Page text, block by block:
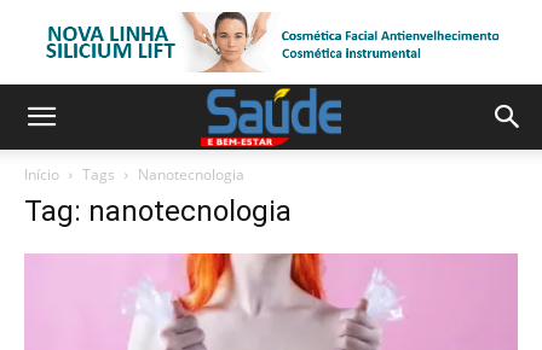
Início Tags Nanotecnologia
Tag: nanotecnologia